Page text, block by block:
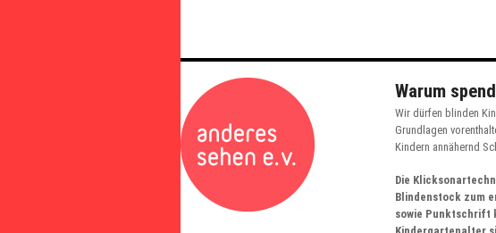
Warum
Wir dürfen blinden
Grundlagen
Kindern annähernd
Die
Blindenstock zum
sowie Punktschrift